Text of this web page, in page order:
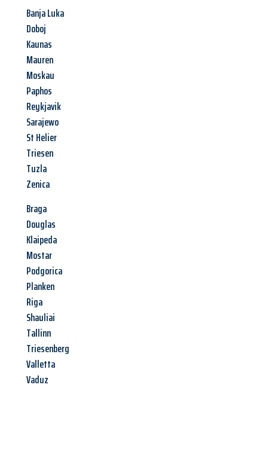
Banja Luka
Doboj
Kaunas
Mauren
Moskau
Paphos
Reykjavik
Sarajewo
St Helier
Triesen
Tuzla
Zenica
Braga
Douglas
Klaipeda
Mostar
Podgorica
Planken
Riga
Shauliai
Tallinn
Triesenberg
Valletta
Vaduz